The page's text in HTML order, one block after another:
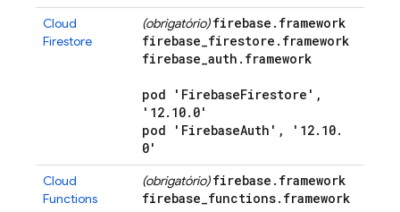
Cloud
Firestore
(obrigatório) firebase . framework
firebase_firestore . framework
firebase_auth . framework
pod 'FirebaseFirestore' ,
'12. 10. 0'
pod 'FirebaseAuth' , '12. 10.
0'
Cloud
Functions
(obrigatório) firebase . framework
firebase_functions. framework